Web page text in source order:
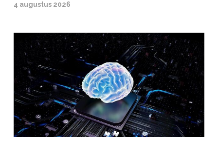
4 augustus 2026